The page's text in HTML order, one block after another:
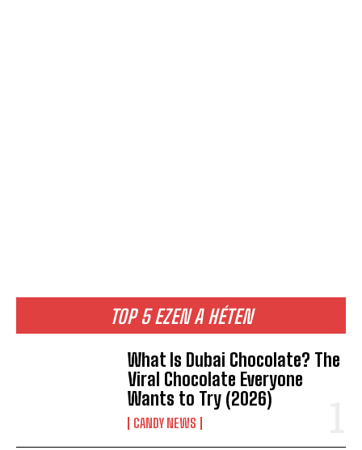
TOP 5 EZEN A HÉTEN
What Is Dubai Chocolate? The
Viral Chocolate Everyone
Wants to Try (2026)
CANDY NEWS